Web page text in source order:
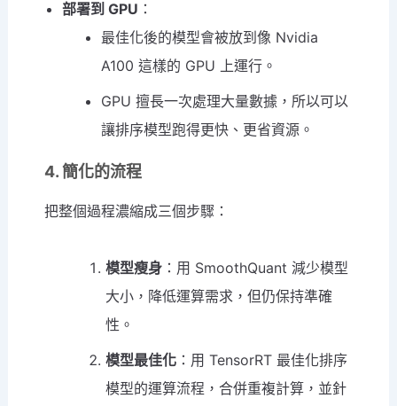
部署到 GPU ：
最佳化後的模型會被放到像 Nvidia
A100 這樣的 GPU 上運行。
GPU 擅長一次處理大量數據，所以可以
讓排序模型跑得更快、更省資源。
4. 簡化的流程
把整個過程濃縮成三個步驟：
模型瘦身 ：用 SmoothQuant 減少模型
大小，降低運算需求，但仍保持準確
性。
模型最佳化 ：用 TensorRT 最佳化排序
模型的運算流程，合併重複計算，並針